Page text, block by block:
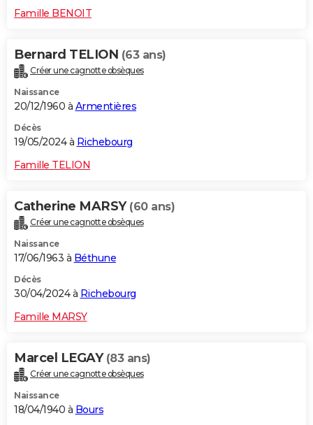
Famille BENOIT
Bernard TELION (63 ans)
Créer une cagnotte obsèques
Naissance
20/12/1960 à Armentières
Décès
19/05/2024 à Richebourg
Famille TELION
Catherine MARSY (60 ans)
Créer une cagnotte obsèques
Naissance
17/06/1963 à Béthune
Décès
30/04/2024 à Richebourg
Famille MARSY
Marcel LEGAY (83 ans)
Créer une cagnotte obsèques
Naissance
18/04/1940 à Bours